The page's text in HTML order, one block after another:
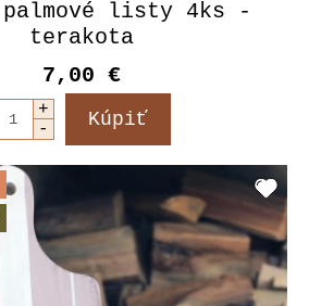
palmové listy 4ks -
terakota
7,00 €